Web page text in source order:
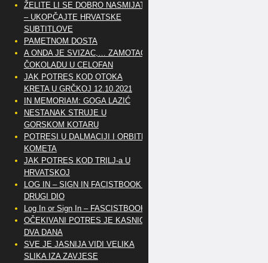
ŽELITE LI SE DOBRO NASMIJATI
– UKOPČAJTE HRVATSKE
SUBTITLOVE
PAMETNOM DOSTA
A ONDA JE SVIZAC,… ZAMOTAO
ČOKOLADU U CELOFAN
JAK POTRES KOD OTOKA
KRETA U GRČKOJ 12.10.2021
IN MEMORIAM: GOGA LAZIĆ
NESTANAK STRUJE U
GORSKOM KOTARU
POTRESI U DALMACIJI I ORBITE
KOMETA
JAK POTRES KOD TRILJ-a U
HRVATSKOJ
LOG IN – SIGN IN FACISTBOOK –
DRUGI DIO
Log In or Sign In – FASCISTBOOK
OČEKIVANI POTRES JE KASNIO
DVA DANA
SVE JE JASNIJA VIDI VELIKA
SLIKA IZA ZAVJESE